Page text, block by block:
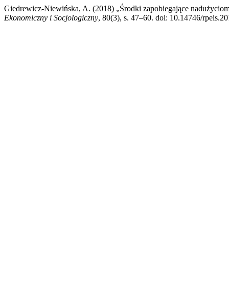
Giedrewicz-Niewińska, A. (2018) „Środki zapobiegające
Ekonomiczny i Socjologiczny, 80(3), s. 47–60. doi: 10.14746/